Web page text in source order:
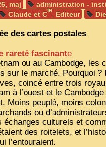
maj
administration -
Claude et Cie, Editeur
des cartes postales
rareté fascinante
ou au Cambodge, les
sur le marché. Pourquoi ?
coincé entre trois
à l’ouest et le
Moins peuplé, moins
ou
échanges culturels et
des roitelets, et
l’entouraient.